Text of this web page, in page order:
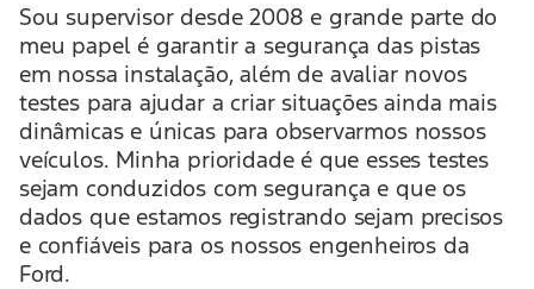
Sou supervisor desde 2008 e grande parte do
meu papel é garantir a segurança das pistas
em nossa instalação, além de avaliar novos
testes para ajudar a criar situações ainda mais
dinâmicas e únicas para observarmos nossos
veículos. Minha prioridade é que esses testes
sejam conduzidos com segurança e que os
dados que estamos registrando sejam precisos
e confiáveis para os nossos engenheiros da
Ford.